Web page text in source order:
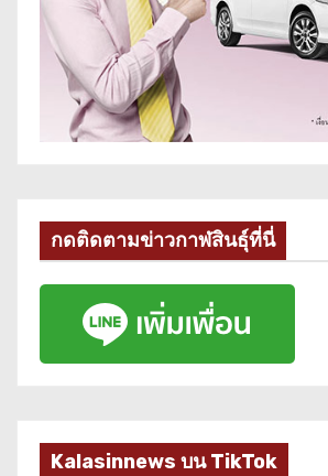
กดติดตามข่าวกาฬสินธุ์ที่นี่
Kalasinnews บน TikTok